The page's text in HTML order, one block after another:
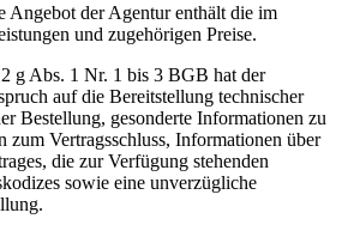
Angebot der Agentur enthält die im
und zugehörigen Preise.
g Abs. 1 Nr. 1 bis 3 BGB hat der
auf die Bereitstellung technischer
Bestellung, gesonderte Informationen zu
zum Vertragsschluss, Informationen über
die zur Verfügung stehenden
sowie eine unverzügliche